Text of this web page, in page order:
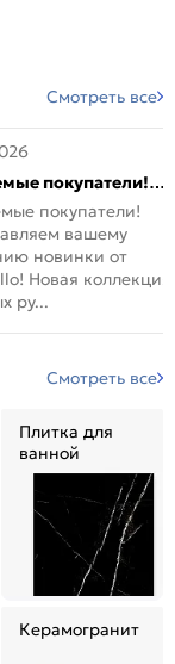
Смотреть все
покупатели!
вашему
новинки от
покупатели!
вашему
новинки от
Новая коллекция
ру...
Смотреть все
Плитка для
ванной
Керамогранит